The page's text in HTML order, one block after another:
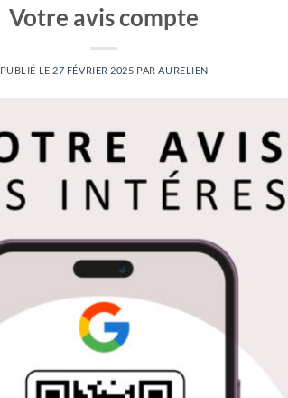
Votre avis compte
PUBLIÉ LE 27 FÉVRIER 2025 PARAURELIEN